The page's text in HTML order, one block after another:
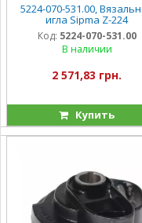
5224-070-531.00,
игла Sipma Z-224
Код: 5224-070-531.00
В наличии
2 571,83 грн.
Купить